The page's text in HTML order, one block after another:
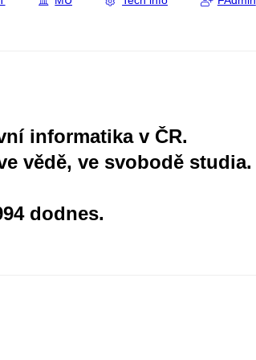
informatika v ČR.
vědě, ve svobodě studia.
dodnes.